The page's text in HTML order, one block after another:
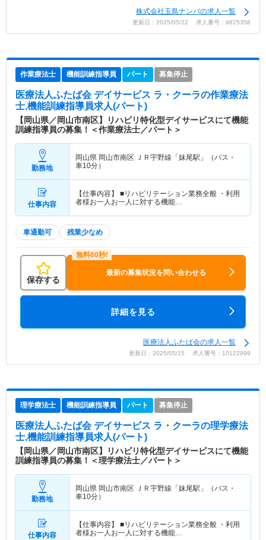
株式会社玉島ナンバの求人一覧
更新日：2025/05/22 求人番号：9825358
作業療法士 機能訓練指導員 パート 募集停止
医療法人ふたば会 デイサービス ラ・クーラの作業療法
士,機能訓練指導員求人(パート)
【岡山県／岡山市南区】リハビリ特化型デイサービスにて機能
訓練指導員の募集！＜作業療法士／パート＞
勤務地
岡山県 岡山市南区 ＪＲ宇野線「妹尾駅」（バス・
車10分）
仕事内容
【仕事内容】 ■リハビリテーション業務全般 ・利用
者様お一人お一人に対する機能…
車通勤可 残業少なめ
保存する
最新の募集状況を問い合わせる
詳細を見る
医療法人ふたば会の求人一覧
更新日：2025/05/15 求人番号：10122999
理学療法士 機能訓練指導員 パート 募集停止
医療法人ふたば会 デイサービス ラ・クーラの理学療法
士,機能訓練指導員求人(パート)
【岡山県／岡山市南区】リハビリ特化型デイサービスにて機能
訓練指導員の募集！＜理学療法士／パート＞
勤務地
岡山県 岡山市南区 ＪＲ宇野線「妹尾駅」（バス・
車10分）
仕事内容
【仕事内容】 ■リハビリテーション業務全般 ・利用
者様お一人お一人に対する機能…